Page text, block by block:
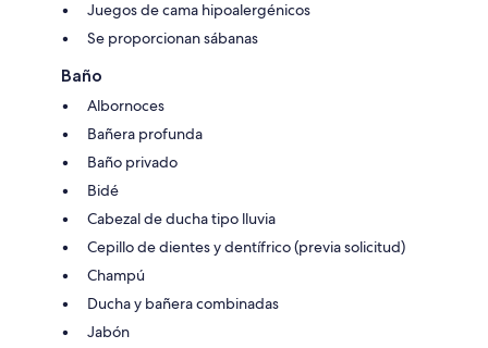
Juegos de cama hipoalergénicos
Se proporcionan sábanas
Baño
Albornoces
Bañera profunda
Baño privado
Bidé
Cabezal de ducha tipo lluvia
Cepillo de dientes y dentífrico (previa solicitud)
Champú
Ducha y bañera combinadas
Jabón